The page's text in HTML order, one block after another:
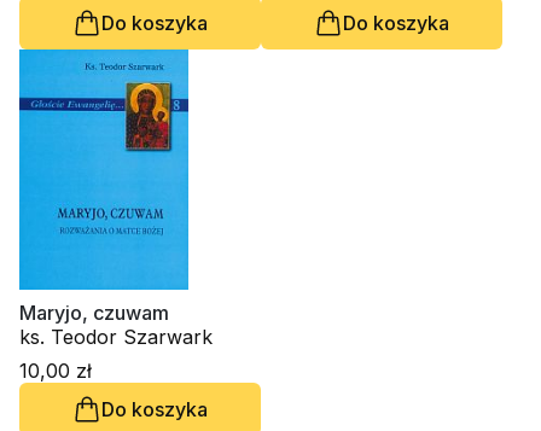
Do koszyka
Do koszyka
Maryjo, czuwam
ks. Teodor Szarwark
10,00 zł
Do koszyka